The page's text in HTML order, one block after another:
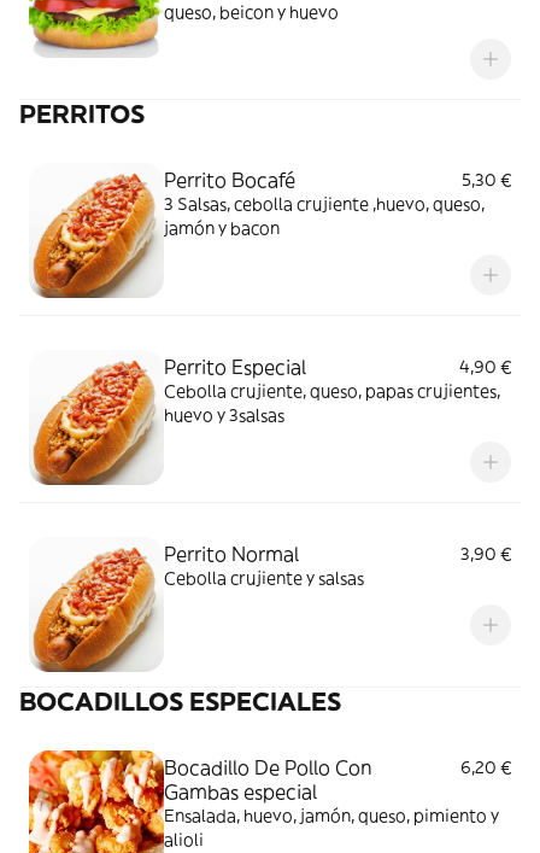
queso, beicon y huevo
PERRITOS
Perrito Bocafé
5,30 €
3 Salsas, cebolla crujiente ,huevo, queso,
jamón y bacon
Perrito Especial
4,90 €
Cebolla crujiente, queso, papas crujientes,
huevo y 3salsas
Perrito Normal
3,90 €
Cebolla crujiente y salsas
BOCADILLOS ESPECIALES
Bocadillo De Pollo Con
Gambas especial
6,20 €
Ensalada, huevo, jamón, queso, pimiento y
alioli